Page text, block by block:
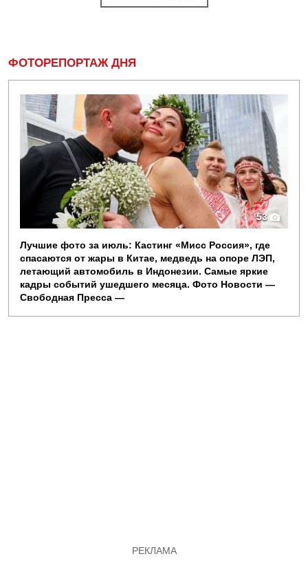
ФОТОРЕПОРТАЖ ДНЯ
53
Лучшие фото за июль: Кастинг «Мисс Россия», где
спасаются от жары в Китае, медведь на опоре ЛЭП,
летающий автомобиль в Индонезии. Самые яркие
кадры событий ушедшего месяца. Фото Новости —
Свободная Пресса —